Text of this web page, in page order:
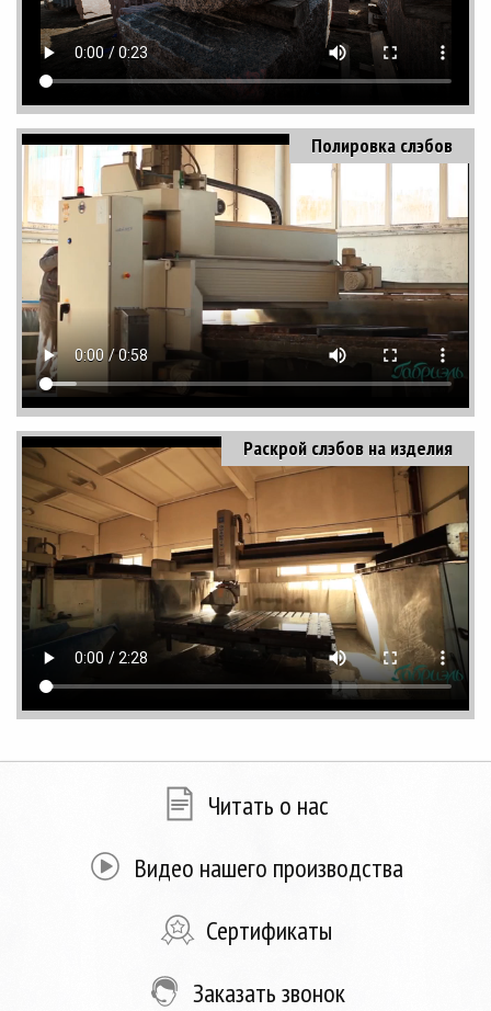
Полировка слэбов
Раскрой слэбов на изделия
Читать о нас
Видео нашего производства
Сертификаты
Заказать звонок